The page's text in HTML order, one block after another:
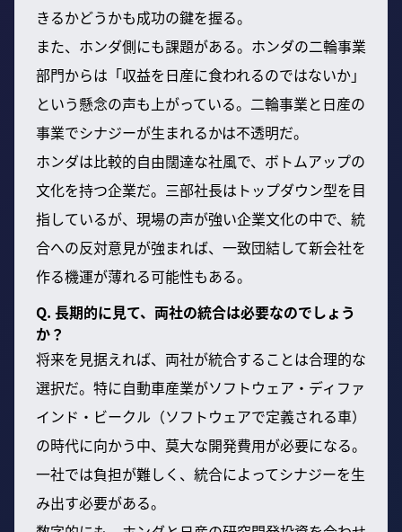
きるかどうかも成功の鍵を握る。
また、ホンダ側にも課題がある。ホンダの二輪事業
部門からは「収益を日産に食われるのではないか」
という懸念の声も上がっている。二輪事業と日産の
事業でシナジーが生まれるかは不透明だ。
ホンダは比較的自由闊達な社風で、ボトムアップの
文化を持つ企業だ。三部社長はトップダウン型を目
指しているが、現場の声が強い企業文化の中で、統
合への反対意見が強まれば、一致団結して新会社を
作る機運が薄れる可能性もある。
Q. 長期的に見て、両社の統合は必要なのでしょう
か？
将来を見据えれば、両社が統合することは合理的な
選択だ。特に自動車産業がソフトウェア・ディファ
インド・ビークル（ソフトウェアで定義される車）
の時代に向かう中、莫大な開発費用が必要になる。
一社では負担が難しく、統合によってシナジーを生
み出す必要がある。